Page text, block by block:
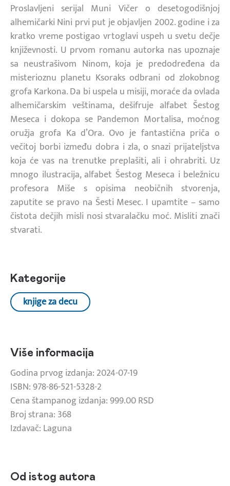
Proslavljeni serijal Muni Vičer o desetogodišnjoj
alhemičarki Nini prvi put je objavljen 2002. godine i za
kratko vreme postigao vrtoglavi uspeh u svetu dečje
književnosti. U prvom romanu autorka nas upoznaje
sa neustrašivom Ninom, koja je predodređena da
misterioznu planetu Ksoraks odbrani od zlokobnog
grofa Karkona. Da bi uspela u misiji, moraće da ovlada
alhemičarskim veštinama, dešifruje alfabet Šestog
Meseca i dokopa se Pandemon Mortalisa, moćnog
oružja grofa Ka d’Ora. Ovo je fantastična priča o
večitoj borbi između dobra i zla, o snazi prijateljstva
koja će vas na trenutke preplašiti, ali i ohrabriti. Uz
mnogo ilustracija, alfabet Šestog Meseca i beležnicu
profesora Miše s opisima neobičnih stvorenja,
zaputite se pravo na Šesti Mesec. I upamtite – samo
čistota dečjih misli nosi stvaralačku moć. Misliti znači
stvarati.
Kategorije
knjige za decu
Više informacija
Godina prvog izdanja: 2024-07-19
ISBN: 978-86-521-5328-2
Cena štampanog izdanja: 999.00 RSD
Broj strana: 368
Izdavač: Laguna
Od istog autora